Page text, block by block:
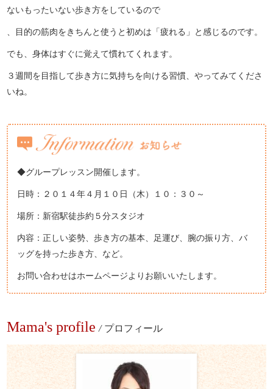
ないもったいない歩き方をしているので
、目的の筋肉をきちんと使うと初めは「疲れる」と感じるのです。
でも、身体はすぐに覚えて慣れてくれます。
３週間を目指して歩き方に気持ちを向ける習慣、やってみてくださ
いね。
◆グループレッスン開催します。
日時：２０１４年４月１０日（木）１０：３０～
場所：新宿駅徒歩約５分スタジオ
内容：正しい姿勢、歩き方の基本、足運び、腕の振り方、バ
ッグを持った歩き方、など。
お問い合わせはホームページよりお願いいたします。
Mama's profile / プロフィール